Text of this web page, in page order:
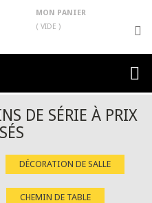
MON PANIER
( VIDE )
DE SÉRIE À PRIX
DÉCORATION DE SALLE
CHEMIN DE TABLE